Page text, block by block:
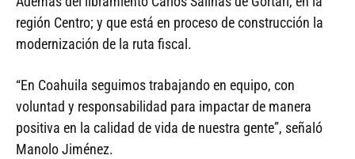
región Centro; y que está en proceso de construcción la
modernización de la ruta fiscal.
“En Coahuila seguimos trabajando en equipo, con
voluntad y responsabilidad para impactar de manera
positiva en la calidad de vida de nuestra gente”, señaló
Manolo Jiménez.